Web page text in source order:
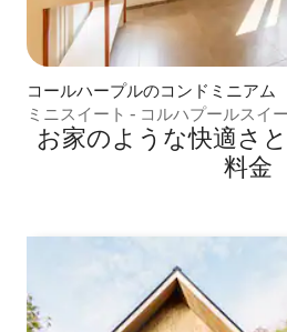
コールハープルのコンドミニアム
ミニスイート - コルハプールスイ
ト）
お家のような快⁠適⁠さ⁠
料⁠金